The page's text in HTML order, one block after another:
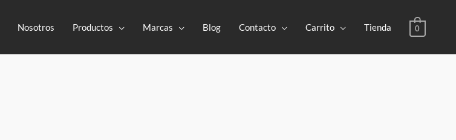
Nosotros Productos Marcas Blog Contacto Carrito Tienda 0